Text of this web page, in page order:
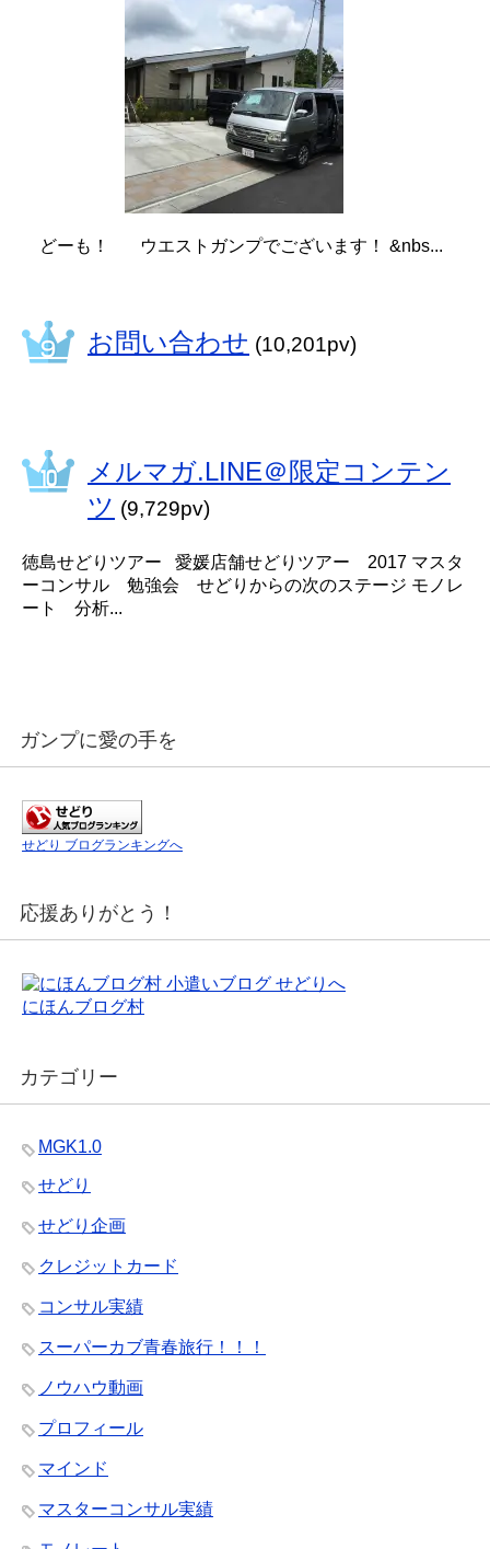
どーも！ ウエストガンプでございます！ &nbs...
お問い合わせ (10,201pv)
メルマガ.LINE＠限定コンテン
ツ (9,729pv)
徳島せどりツアー 愛媛店舗せどりツアー 2017 マスタ
ーコンサル 勉強会 せどりからの次のステージ モノレ
ート 分析...
ガンプに愛の手を
せどり ブログランキングへ
応援ありがとう！
にほんブログ村
カテゴリー
MGK1.0
せどり
せどり企画
クレジットカード
コンサル実績
スーパーカブ青春旅行！！！
ノウハウ動画
プロフィール
マインド
マスターコンサル実績